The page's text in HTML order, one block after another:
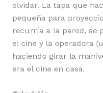
olvidar. La tapa que
pequeña para
recurría a la pared, se
el cine y la operadora
haciendo girar la
era el cine en casa.